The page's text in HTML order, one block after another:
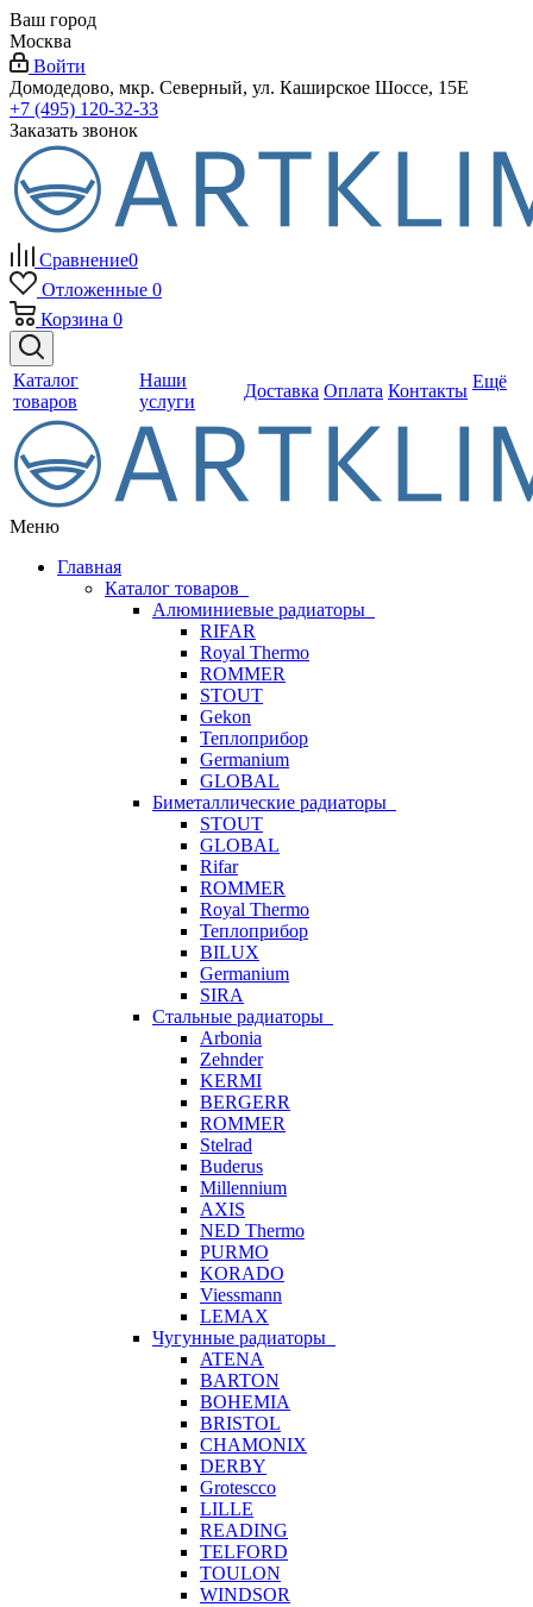
Ваш город
Москва
Войти
Домодедово, мкр. Северный, ул. Каширское Шоссе, 15Е
+7 (495) 120-32-33
Заказать звонок
Сравнение0
Отложенные 0
Корзина 0
Каталог
товаров
Наши
услуги
Доставка Оплата Контакты Ещё
Меню
Главная
Каталог товаров
Алюминиевые радиаторы
RIFAR
Royal Thermo
ROMMER
STOUT
Gekon
Теплоприбор
Germanium
GLOBAL
Биметаллические радиаторы
STOUT
GLOBAL
Rifar
ROMMER
Royal Thermo
Теплоприбор
BILUX
Germanium
SIRA
Стальные радиаторы
Arbonia
Zehnder
KERMI
BERGERR
ROMMER
Stelrad
Buderus
Millennium
AXIS
NED Thermo
PURMO
KORADO
Viessmann
LEMAX
Чугунные радиаторы
ATENA
BARTON
BOHEMIA
BRISTOL
CHAMONIX
DERBY
Grotescco
LILLE
READING
TELFORD
TOULON
WINDSOR